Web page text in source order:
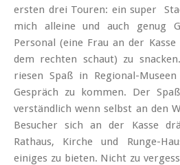
ersten drei Touren: ein super
mich alleine und auch genug
Personal (eine Frau an der
dem rechten schaut) zu
riesen Spaß in Regional-
Gespräch zu kommen. Der
verständlich wenn selbst an den
Besucher sich an der Kasse
Rathaus, Kirche und Runge-
einiges zu bieten. Nicht zu